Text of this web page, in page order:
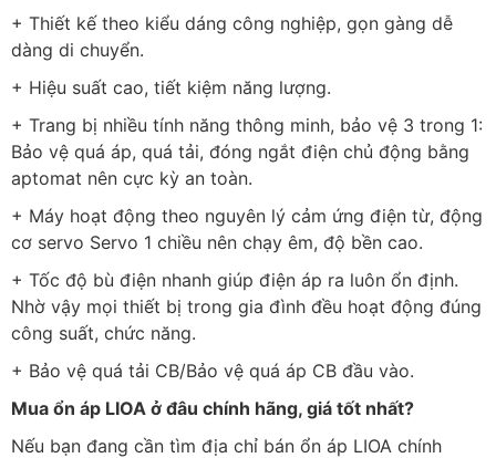
+ Thiết kế theo kiểu dáng công nghiệp, gọn gàng dễ
dàng di chuyển.
+ Hiệu suất cao, tiết kiệm năng lượng.
+ Trang bị nhiều tính năng thông minh, bảo vệ 3 trong 1:
Bảo vệ quá áp, quá tải, đóng ngắt điện chủ động bằng
aptomat nên cực kỳ an toàn.
+ Máy hoạt động theo nguyên lý cảm ứng điện từ, động
cơ servo Servo 1 chiều nên chạy êm, độ bền cao.
+ Tốc độ bù điện nhanh giúp điện áp ra luôn ổn định.
Nhờ vậy mọi thiết bị trong gia đình đều hoạt động đúng
công suất, chức năng.
+ Bảo vệ quá tải CB/Bảo vệ quá áp CB đầu vào.
Mua ổn áp LIOA ở đâu chính hãng, giá tốt nhất?
Nếu bạn đang cần tìm địa chỉ bán ổn áp LIOA chính